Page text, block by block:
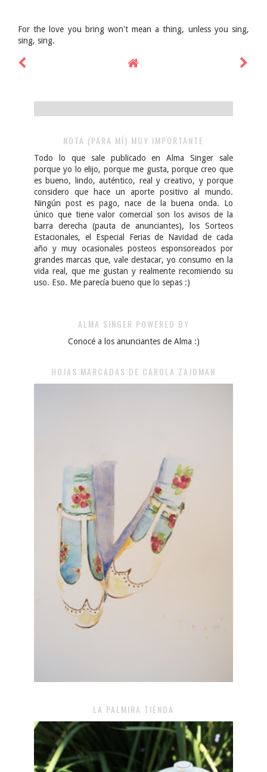
For the love you bring won't mean a thing, unless you sing,
sing, sing.
NOTA (PARA MÍ) MUY IMPORTANTE
Todo lo que sale publicado en Alma Singer sale
porque yo lo elijo, porque me gusta, porque creo que
es bueno, lindo, auténtico, real y creativo, y porque
considero que hace un aporte positivo al mundo.
Ningún post es pago, nace de la buena onda. Lo
único que tiene valor comercial son los avisos de la
barra derecha (pauta de anunciantes), los Sorteos
Estacionales, el Especial Ferias de Navidad de cada
año y muy ocasionales posteos esponsoreados por
grandes marcas que, vale destacar, yo consumo en la
vida real, que me gustan y realmente recomiendo su
uso. Eso. Me parecía bueno que lo sepas :)
ALMA SINGER POWERED BY
Conocé a los anunciantes de Alma :)
HOJAS MARCADAS DE CAROLA ZAJDMAN
LA PALMIRA TIENDA